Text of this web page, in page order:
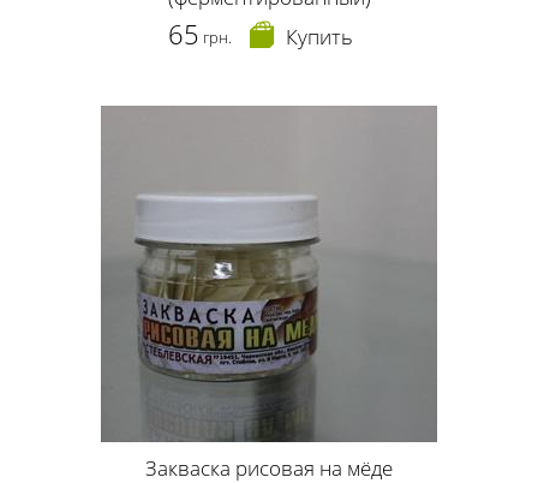
65 грн. Купить
Закваска рисовая на мёде